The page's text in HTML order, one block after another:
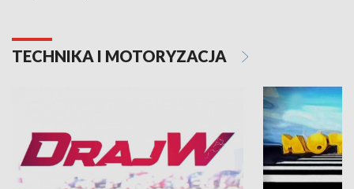
TECHNIKA I MOTORYZACJA